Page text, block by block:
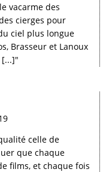
vacarme des
cierges pour
ciel plus longue
Brasseur et Lanoux
[...]"
celle de
que chaque
films, et chaque fois